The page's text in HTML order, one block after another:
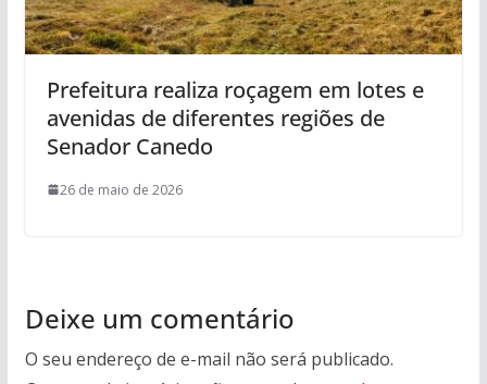
Prefeitura realiza roçagem em lotes e
avenidas de diferentes regiões de
Senador Canedo
26 de maio de 2026
Deixe um comentário
O seu endereço de e-mail não será publicado.